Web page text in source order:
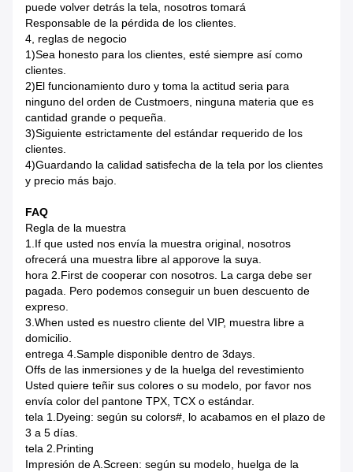
puede volver detrás la tela, nosotros tomará
Responsable de la pérdida de los clientes.
4, reglas de negocio
1)Sea honesto para los clientes, esté siempre así como
clientes.
2)El funcionamiento duro y toma la actitud seria para
ninguno del orden de Custmoers, ninguna materia que es
cantidad grande o pequeña.
3)Siguiente estrictamente del estándar requerido de los
clientes.
4)Guardando la calidad satisfecha de la tela por los clientes
y precio más bajo.
FAQ
Regla de la muestra
1.If que usted nos envía la muestra original, nosotros
ofrecerá una muestra libre al apporove la suya.
hora 2.First de cooperar con nosotros. La carga debe ser
pagada. Pero podemos conseguir un buen descuento de
expreso.
3.When usted es nuestro cliente del VIP, muestra libre a
domicilio.
entrega 4.Sample disponible dentro de 3days.
Offs de las inmersiones y de la huelga del revestimiento
Usted quiere teñir sus colores o su modelo, por favor nos
envía color del pantone TPX, TCX o estándar.
tela 1.Dyeing: según su colors#, lo acabamos en el plazo de
3 a 5 días.
tela 2.Printing
Impresión de A.Screen: según su modelo, huelga de la